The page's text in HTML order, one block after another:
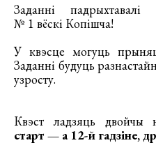
Заданні
№ 1 вёскі Копішча!
У квэсце могуць
Заданні будуць
узросту.
Квэст ладзяць
старт — а 12-й гадзіне,